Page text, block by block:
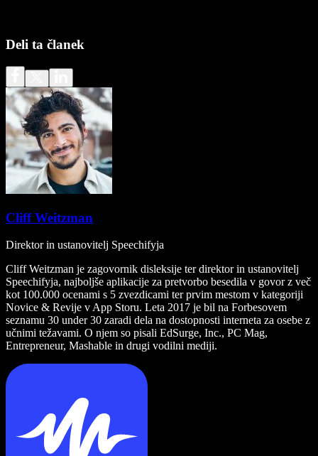
Deli ta članek
Cliff Weitzman
Direktor in ustanovitelj Speechifyja
Cliff Weitzman je zagovornik disleksije ter direktor in ustanovitelj
Speechifyja, najboljše aplikacije za pretvorbo besedila v govor z več
kot 100.000 ocenami s 5 zvezdicami ter prvim mestom v kategoriji
Novice & Revije v App Storu. Leta 2017 je bil na Forbesovem
seznamu 30 under 30 zaradi dela na dostopnosti interneta za osebe z
učnimi težavami. O njem so pisali EdSurge, Inc., PC Mag,
Entrepreneur, Mashable in drugi vodilni mediji.